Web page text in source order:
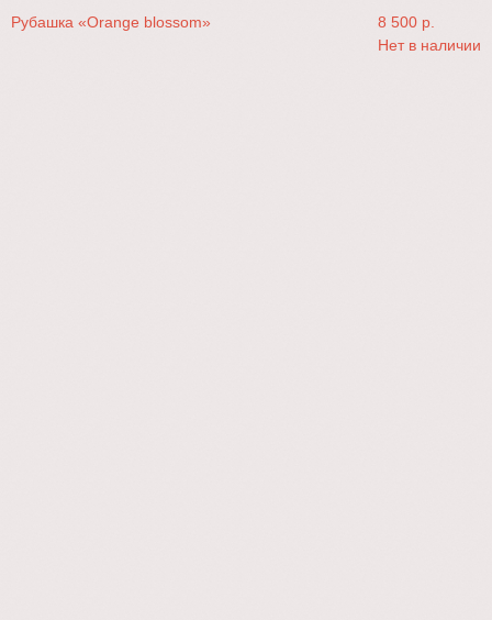
Рубашка «Orange blossom» 8 500 р.
Нет в наличии